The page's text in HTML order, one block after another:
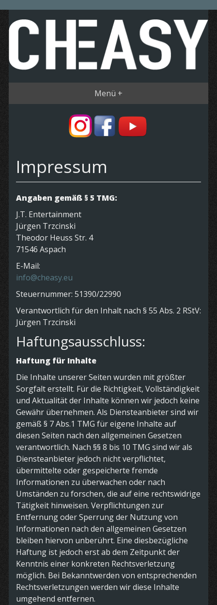
Menü +
Impressum
Angaben gemäß § 5 TMG:
J.T. Entertainment
Jürgen Trzcinski
Theodor Heuss Str. 4
71546 Aspach
E-Mail:
info@cheasy.eu
Steuernummer: 51390/22990
Verantwortlich für den Inhalt nach § 55 Abs. 2 RStV:
Jürgen Trzcinski
Haftungsausschluss:
Haftung für Inhalte
Die Inhalte unserer Seiten wurden mit größter
Sorgfalt erstellt. Für die Richtigkeit, Vollständigkeit
und Aktualität der Inhalte können wir jedoch keine
Gewähr übernehmen. Als Diensteanbieter sind wir
gemäß § 7 Abs.1 TMG für eigene Inhalte auf
diesen Seiten nach den allgemeinen Gesetzen
verantwortlich. Nach §§ 8 bis 10 TMG sind wir als
Diensteanbieter jedoch nicht verpflichtet,
übermittelte oder gespeicherte fremde
Informationen zu überwachen oder nach
Umständen zu forschen, die auf eine rechtswidrige
Tätigkeit hinweisen. Verpflichtungen zur
Entfernung oder Sperrung der Nutzung von
Informationen nach den allgemeinen Gesetzen
bleiben hiervon unberührt. Eine diesbezügliche
Haftung ist jedoch erst ab dem Zeitpunkt der
Kenntnis einer konkreten Rechtsverletzung
möglich. Bei Bekanntwerden von entsprechenden
Rechtsverletzungen werden wir diese Inhalte
umgehend entfernen.